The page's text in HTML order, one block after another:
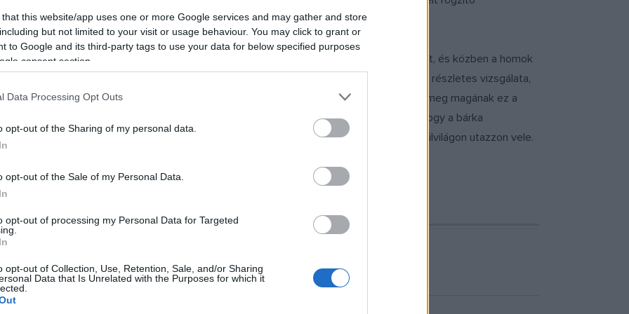
that this website/app uses one or more Google services and may gather and store
but not limited to your visit or usage behaviour. You may click to grant or
to Google and its third-party tags to use your data for below specified purposes
consent section.
Data Processing Opt Outs
opt-out of the Sharing of my personal data.
opt-out of the Sale of my Personal Data.
opt-out of processing my Personal Data for Targeted
opt-out of Collection, Use, Retention, Sale, and/or Sharing
Data that Is Unrelated with the Purposes for which it
a ritka leletre: az ásatások végeztével rendbe rakták maguk után a feltárás helyszínét, és közben a homok
csónakot konzerválták, hogy megelőzzék pusztulását, és ezt követően kezdődött meg részletes vizsgálata,
keresik a választ, hogy kit temettek a sírba a bárkával, és hogyan engedhette meg magának ez a
csak a királyok kiváltsága volt. A régészek arról is meg akarnak bizonyosodni, hogy a bárka
célból készült a 3. dinasztia idején. Valószínűleg azért temették a halott mellé, hogy a túlvilágon utazzon vele.